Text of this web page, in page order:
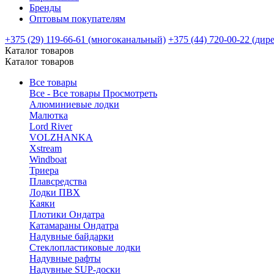
Бренды
Оптовым покупателям
+375 (29) 119-66-61 (многоканальный) +375 (44) 720-00-22
Каталог товаров
Каталог товаров
Все товары
Все - Все товары Просмотреть
Алюминиевые лодки
Малютка
Lord River
VOLZHANKA
Xstream
Windboat
Триера
Плавсредства
Лодки ПВХ
Каяки
Плотики Ондатра
Катамараны Ондатра
Надувные байдарки
Стеклопластиковые лодки
Надувные рафты
Надувные SUP-доски